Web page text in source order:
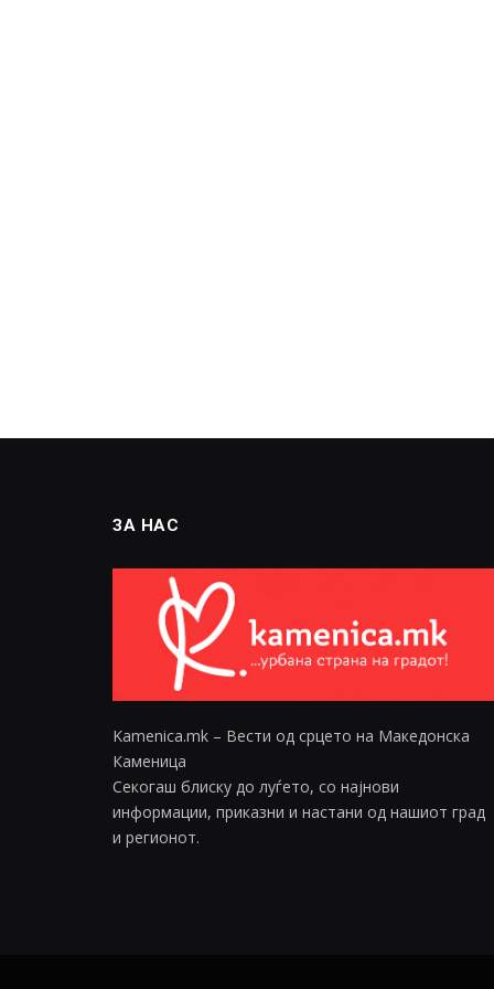
ЗА НАС
Kamenica.mk – Вести од срцето на Македонска
Каменица
Секогаш блиску до луѓето, со најнови
информации, приказни и настани од нашиот град
и регионот.